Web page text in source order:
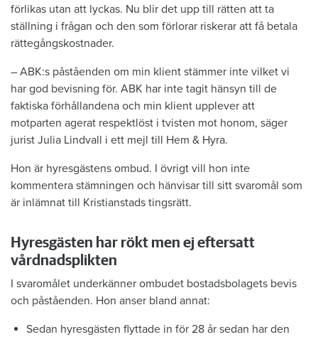
förlikas utan att lyckas. Nu blir det upp till rätten att ta
ställning i frågan och den som förlorar riskerar att få betala
rättegångskostnader.
– ABK:s påståenden om min klient stämmer inte vilket vi
har god bevisning för. ABK har inte tagit hänsyn till de
faktiska förhållandena och min klient upplever att
motparten agerat respektlöst i tvisten mot honom, säger
jurist Julia Lindvall i ett mejl till Hem & Hyra.
Hon är hyresgästens ombud. I övrigt vill hon inte
kommentera stämningen och hänvisar till sitt svaromål som
är inlämnat till Kristianstads tingsrätt.
Hyresgästen har rökt men ej eftersatt
vårdnadsplikten
I svaromålet underkänner ombudet bostadsbolagets bevis
och påståenden. Hon anser bland annat:
Sedan hyresgästen flyttade in för 28 år sedan har den